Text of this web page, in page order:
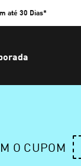
até 30 Dias*
O CUPOM